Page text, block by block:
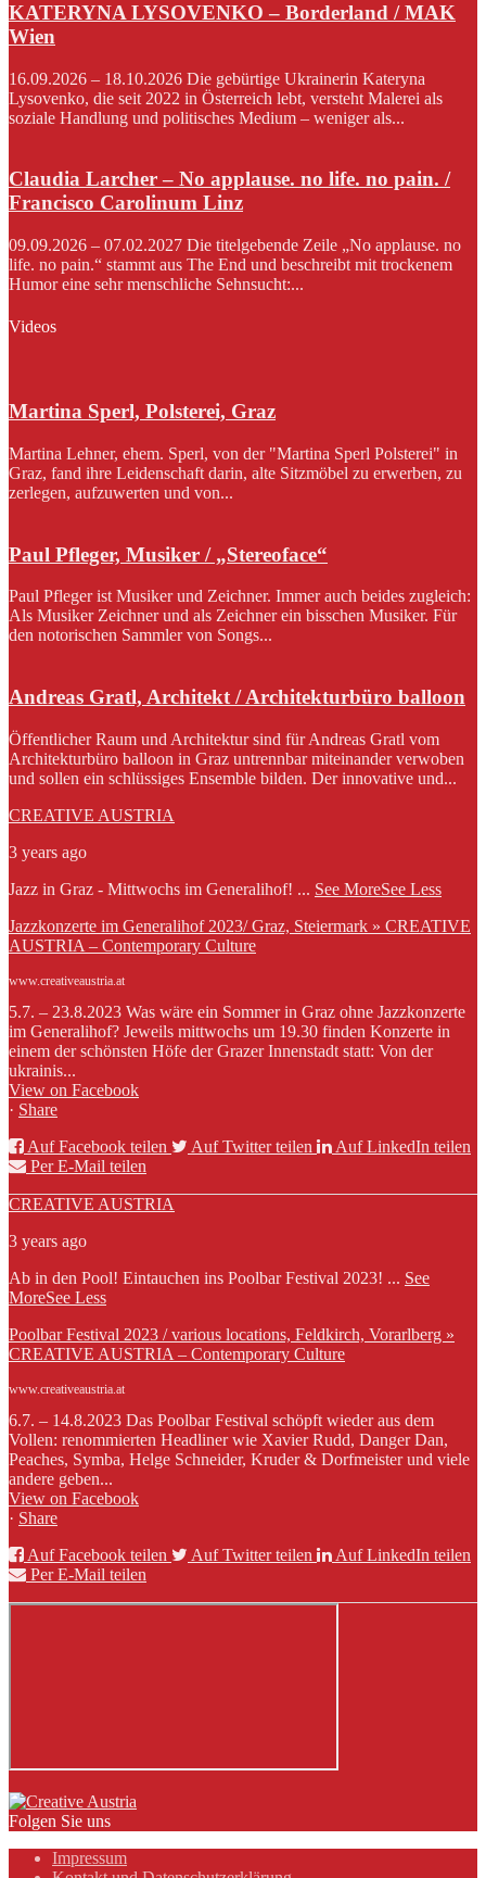
KATERYNA LYSOVENKO – Borderland / MAK
Wien
16.09.2026 – 18.10.2026 Die gebürtige Ukrainerin Kateryna
Lysovenko, die seit 2022 in Österreich lebt, versteht Malerei als
soziale Handlung und politisches Medium – weniger als...
Claudia Larcher – No applause. no life. no pain. /
Francisco Carolinum Linz
09.09.2026 – 07.02.2027 Die titelgebende Zeile „No applause. no
life. no pain.“ stammt aus The End und beschreibt mit trockenem
Humor eine sehr menschliche Sehnsucht:...
Videos
Martina Sperl, Polsterei, Graz
Martina Lehner, ehem. Sperl, von der "Martina Sperl Polsterei" in
Graz, fand ihre Leidenschaft darin, alte Sitzmöbel zu erwerben, zu
zerlegen, aufzuwerten und von...
Paul Pfleger, Musiker / „Stereoface“
Paul Pfleger ist Musiker und Zeichner. Immer auch beides zugleich:
Als Musiker Zeichner und als Zeichner ein bisschen Musiker. Für
den notorischen Sammler von Songs...
Andreas Gratl, Architekt / Architekturbüro balloon
Öffentlicher Raum und Architektur sind für Andreas Gratl vom
Architekturbüro balloon in Graz untrennbar miteinander verwoben
und sollen ein schlüssiges Ensemble bilden. Der innovative und...
CREATIVE AUSTRIA
3 years ago
Jazz in Graz - Mittwochs im Generalihof! ... See MoreSee Less
Jazzkonzerte im Generalihof 2023/ Graz, Steiermark » CREATIVE
AUSTRIA – Contemporary Culture
www.creativeaustria.at
5.7. – 23.8.2023 Was wäre ein Sommer in Graz ohne Jazzkonzerte
im Generalihof? Jeweils mittwochs um 19.30 finden Konzerte in
einem der schönsten Höfe der Grazer Innenstadt statt: Von der
ukrainis...
View on Facebook
· Share
Auf Facebook teilen
Auf Twitter teilen
Auf LinkedIn teilen
Per E-Mail teilen
CREATIVE AUSTRIA
3 years ago
Ab in den Pool! Eintauchen ins Poolbar Festival 2023! ... See
MoreSee Less
Poolbar Festival 2023 / various locations, Feldkirch, Vorarlberg »
CREATIVE AUSTRIA – Contemporary Culture
www.creativeaustria.at
6.7. – 14.8.2023 Das Poolbar Festival schöpft wieder aus dem
Vollen: renommierten Headliner wie Xavier Rudd, Danger Dan,
Peaches, Symba, Helge Schneider, Kruder & Dorfmeister und viele
andere geben...
View on Facebook
· Share
Auf Facebook teilen
Auf Twitter teilen
Auf LinkedIn teilen
Per E-Mail teilen
Folgen Sie uns
Impressum